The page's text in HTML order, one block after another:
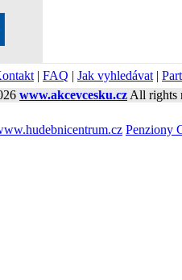
| FAQ | Jak vyhledávat |
www.akcevcesku.cz All rights
Penziony